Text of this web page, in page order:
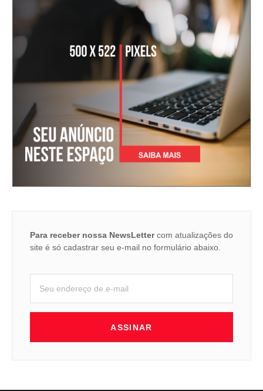
Para receber nossa NewsLettercom atualizações do
site é só cadastrar seu e-mail no formulário abaixo.
ASSINAR